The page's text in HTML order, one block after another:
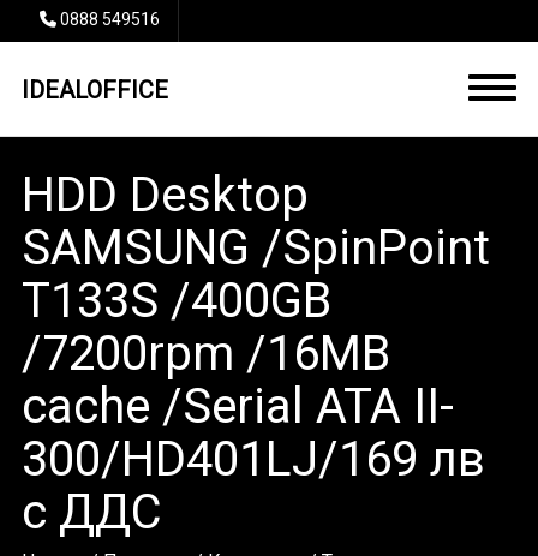
0888 549516
IDEALOFFICE
HDD Desktop
SAMSUNG /SpinPoint
T133S /400GB
/7200rpm /16MB
cache /Serial ATA II-
300/HD401LJ/169 лв
с ДДС